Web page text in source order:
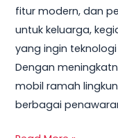
fitur modern, dan
untuk keluarga,
yang ingin
Dengan
mobil ramah
berbagai